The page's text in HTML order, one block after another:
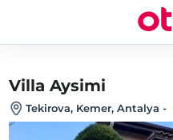
Villa Aysimi
Tekirova, Kemer, Antalya -